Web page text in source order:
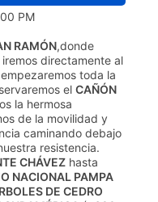
PM
RAMÓN,donde
directamente al
toda la
elCAÑÓN
la hermosa
de la movilidad y
caminando debajo
resistencia.
CHÁVEZ hasta
NACIONAL PAMPA
DE CEDRO